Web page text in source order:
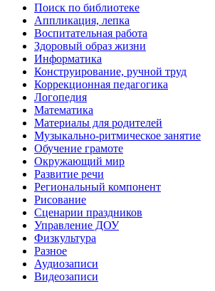
Поиск по библиотеке
Аппликация, лепка
Воспитательная работа
Здоровый образ жизни
Информатика
Конструирование, ручной труд
Коррекционная педагогика
Логопедия
Математика
Материалы для родителей
Музыкально-ритмическое занятие
Обучение грамоте
Окружающий мир
Развитие речи
Региональный компонент
Рисование
Сценарии праздников
Управление ДОУ
Физкультура
Разное
Аудиозаписи
Видеозаписи